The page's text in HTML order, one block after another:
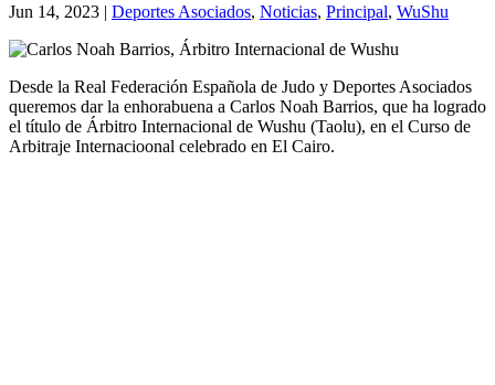
Jun 14, 2023 | Deportes Asociados, Noticias, Principal, WuShu
Desde la Real Federación Española de Judo y Deportes Asociados
queremos dar la enhorabuena a Carlos Noah Barrios, que ha logrado
el título de Árbitro Internacional de Wushu (Taolu), en el Curso de
Arbitraje Internacioonal celebrado en El Cairo.